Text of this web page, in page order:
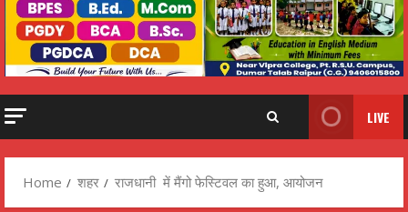
LIVE
Home शहर राजधानी में मैंगो फेस्टिवल का हुआ, आयोजन